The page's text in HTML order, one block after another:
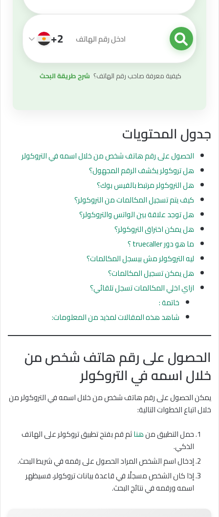
+2 قيمة البحث
كيفية معرفة صاحب رقم الهاتف؟ شرح طريقة البحث
جدول المحتويات
الحصول على رقم هاتف شخص من خلال اسمه في التروكولر
هل تروكولر يكشف الرقم المجهول؟
هل التروكولر مرتبط بالفيس بوك؟
كيف يتم تسجيل المكالمات من التروكولر؟
هل توجد علاقة بين الواتس والتروكولر؟
هل يمكن اختراق التروكولر؟
ما هو دور truecaller ؟
ليه التروكولر مش بيسجل المكالمات؟
هل يمكن تسجيل المكالمات؟
ازاي اخلي المكالمات تسجل تلقائي؟
خاتمة :
شاهد هذه المقالات لمذيد من المعلومات:
الحصول على رقم هاتف شخص من
خلال اسمه في التروكولر
يمكن الحصول على رقم هاتف شخص من خلال اسمه في التروكولر من
خلال اتباع الخطوات التالية:
حمل التطبيق منهناثم قم بفتح تطبيق تروكولر على الهاتف
الذكي.
إدخال اسم الشخص المراد الحصول على رقمه في شريط البحث.
إذا كان الشخص مسجلًا في قاعدة بيانات تروكولر، فسيظهر
اسمه ورقمه في نتائج البحث.